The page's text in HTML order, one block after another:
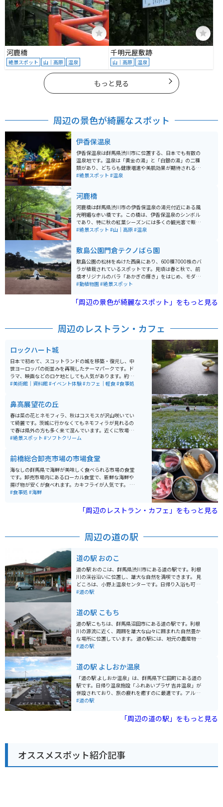
河鹿橋
絶景スポット 山｜高原 温泉
千明元屋敷跡
山｜高原 温泉
もっと見る
周辺の景色が綺麗なスポット
伊香保温泉
伊香保温泉は群馬県渋川市に位置する、日本でも有数の
温泉地です。温泉は「黄金の湯」と「白銀の湯」の二種
類があり、どちらも健康増進や美肌効果が期待されるこ
とで知られています。特に「黄金の湯」は鉄分を多く含
産物店や飲食店が並び、散策を楽しむことができます。
また、近隣には河鹿橋や伊香保ロープウェイなどの観光
スポットもあり、自然の美しさと共に温泉を楽しむこと
ができます。バイクでのアクセスも良く、ドライブの途
中で訪れるのに最適な観光地です。伊香保温泉名物のま
#絶景スポット #温泉
河鹿橋
河鹿橋は群馬県渋川市の伊香保温泉の湯元付近にある風
光明媚な赤い橋です。この橋は、伊香保温泉のシンボル
であり、特に秋の紅葉シーズンには多くの観光客で賑わ
います。周辺にはモミジやカエデ、クヌギなどの木々が
的な風景が広がります。春の新緑も美しく、四季折々の
自然の変化を楽しむことができるため、年間を通じて訪
れる価値があります。伊香保温泉の散策と共に河鹿橋で
の自然美を堪能するのがおすすめです。
#絶景スポット #山｜高原#温泉
敷島公園門倉テクノばら園
敷島公園の松林をぬけた西奥にあり、600種7000株のバ
ラが植栽されているスポットです。見頃は春と秋で、前
橋オリジナルのバラ「あかぎの輝き」をはじめ、モダン
ローズ、オールドローズ、イングリッシュローズなど、
案内や夜間ライトアップなども行われています。
#動植物園#絶景スポット
「周辺の景色が綺麗なスポット」をもっと見る
周辺のレストラン・カフェ
ロックハート城
日本で初めて、スコットランドの城を移築・復元し、中
世ヨーロッパの街並みを再現したテーマパークです。ド
ラマ、映画などのロケ地としても人気があります。約55
0着の豪華ドレスを試せる「プリンセス体験」と「謎解
#美術館｜資料館#イベント体験#カフェ｜軽食#食事処
鼻高展望花の丘
春は菜の花とネモフィラ、秋はコスモスが沢山咲いてい
て綺麗です。茨城に行かなくてもネモフィラが見れるの
で春は県外の方も多く来て混んでいます。近くに牧場も
あり、アイスを食べられます。山を上っていくのでクネ
#絶景スポット #ソフトクリーム
前橋総合卸売市場の市場食堂
海なしの群馬県で海鮮が美味しく食べられる市場の食堂
です。卸売市場内にあるローカル食堂で、新鮮な海鮮や
揚げ物が安くが食べれます。カキフライが人気です。 市
場で働くおじさんたちの憩いの場で、和気あいあいと活
おばちゃんが最後お会計をしてくれる形式です。 東京の
築地市場などのように観光地化していない、ローカルな
#食事処 #海鮮
「周辺のレストラン・カフェ」をもっと見る
周辺の道の駅
道の駅 おのこ
道の駅 おのこは、群馬県渋川市にある道の駅です。利根
川の渓谷沿いに位置し、雄大な自然を満喫できます。 見
どころは、小野上温泉センターです。日帰り入浴も可能
で、旅の疲れを癒すことができます。 また、地元の農産
る際は、駐車場も広く、休憩場所としても最適です。 周
辺には、赤城山や榛名湖などの観光スポットもあり、ツ
ーリングの拠点としてもおすすめです。
#道の駅
道の駅 こもち
道の駅こもちは、群馬県沼田市にある道の駅です。利根
川の源流に近く、周囲を雄大な山々に囲まれた自然豊か
な場所に位置しています。 道の駅には、地元の農産物や
特産品を販売する直売所、レストラン、休憩所などが併
た、レストランでは、地元産の食材を使った料理を楽し
むことができます。 バイクで訪れる場合、道の駅には広
い駐車場が完備されているので安心です。周辺には、尾
瀬国立公園や日光国立公園など、風光明媚なツーリング
スポットも数多くあります。 道の駅こもちは、自然豊か
#道の駅
道の駅 よしおか温泉
「道の駅 よしおか温泉」は、群馬県下仁田町にある道の
駅です。日帰り温泉施設「ふれあいプラザ 吉井温泉」が
併設されており、旅の疲れを癒すのに最適です。アルカ
リ性単純温泉で、神経痛や筋肉痛、関節痛などに効果が
や、群馬名物を味わえるレストランも人気です。特に、
上州麦豚や地元産こんにゃくを使った料理はおすすめで
豊かな山々や渓谷など、自然豊かな観光スポットも点在
しており、ツーリングコースとしてもおすすめです。道
の駅では、周辺の観光情報も入手できるので、ぜひ立ち
#道の駅
「周辺の道の駅」をもっと見る
オススメスポット紹介記事